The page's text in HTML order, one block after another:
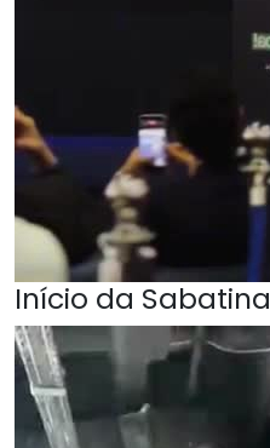
Início da Sabatina